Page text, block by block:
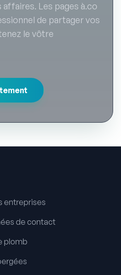
Les pages à.co
de partager vos
le vôtre
entreprises
de contact
plomb